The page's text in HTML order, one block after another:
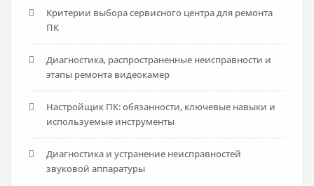
Критерии выбора сервисного центра для ремонта
ПК
Диагностика, распространенные неисправности и
этапы ремонта видеокамер
Настройщик ПК: обязанности, ключевые навыки и
используемые инструменты
Диагностика и устранение неисправностей
звуковой аппаратуры